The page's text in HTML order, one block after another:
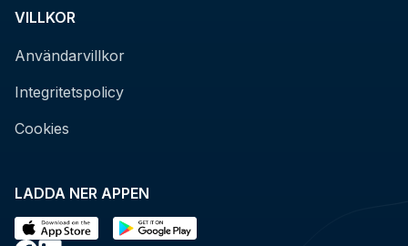
LADDA NER APPEN
VILLKOR
Användarvillkor
Integritetspolicy
Cookies